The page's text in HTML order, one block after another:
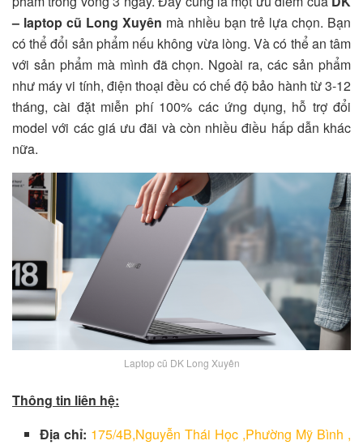
– laptop cũ Long Xuyên mà nhiều bạn trẻ lựa chọn. Bạn
có thể đổi sản phẩm nếu không vừa lòng. Và có thể an tâm
với sản phẩm mà mình đã chọn. Ngoài ra, các sản phẩm
như máy vi tính, điện thoại đều có chế độ bảo hành từ 3-12
tháng, cài đặt miễn phí 100% các ứng dụng, hỗ trợ đổi
model với các giá ưu đãi và còn nhiều điều hấp dẫn khác
nữa.
Laptop cũ DK Long Xuyên
Thông tin liên hệ:
Địa chỉ: 175/4B,Nguyễn Thái Học ,Phường Mỹ Bình ,